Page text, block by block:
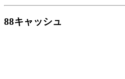
88キャッシュ